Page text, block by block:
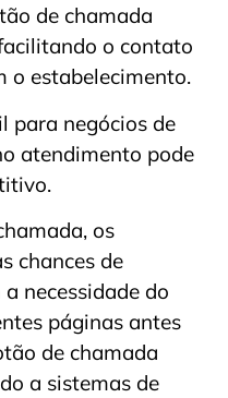
de chamada
o contato
o estabelecimento.
para negócios de
atendimento pode
os
chances de
necessidade do
páginas antes
de chamada
a sistemas de